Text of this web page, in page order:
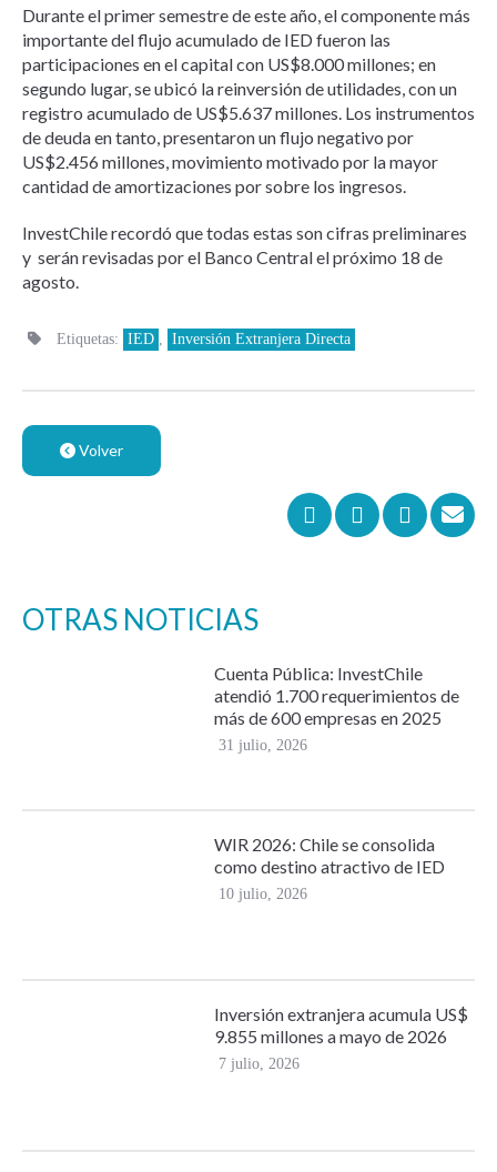
Durante el primer semestre de este año, el componente más
importante del flujo acumulado de IED fueron las
participaciones en el capital con US$8.000 millones; en
segundo lugar, se ubicó la reinversión de utilidades, con un
registro acumulado de US$5.637 millones. Los instrumentos
de deuda en tanto, presentaron un flujo negativo por
US$2.456 millones, movimiento motivado por la mayor
cantidad de amortizaciones por sobre los ingresos.
InvestChile recordó que todas estas son cifras preliminares
y serán revisadas por el Banco Central el próximo 18 de
agosto.
Etiquetas: IED , Inversión Extranjera Directa
Volver
OTRAS NOTICIAS
Cuenta Pública: InvestChile
atendió 1.700 requerimientos de
más de 600 empresas en 2025
31 julio, 2026
WIR 2026: Chile se consolida
como destino atractivo de IED
10 julio, 2026
Inversión extranjera acumula US$
9.855 millones a mayo de 2026
7 julio, 2026